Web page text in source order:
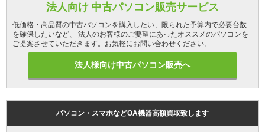
法人向け 中古パソコン販売サービス
低価格・高品質の中古パソコンを購入したい、限られた予算内で必要台数
を確保したいなど、 法人のお客様のご要望にあったオススメのパソコンを
ご提案させていただきます。お気軽にお問い合わせください。
法人様向け中古パソコン販売へ
パソコン・スマホなどOA機器高額買取致します